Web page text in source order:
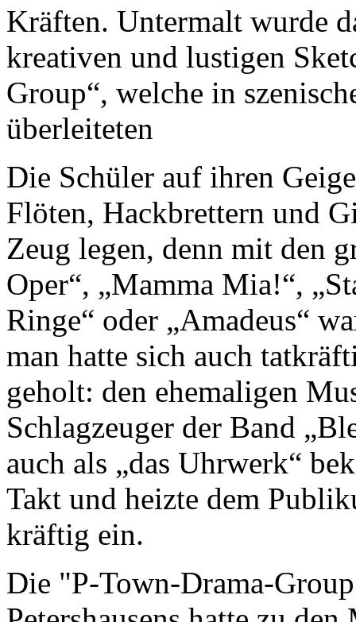
Kräften. Untermalt wurde
kreativen und lustigen
Group“, welche in
überleiteten
Die Schüler auf ihren
Flöten, Hackbrettern und
Zeug legen, denn mit den
Oper“, „Mamma Mia!“,
Ringe“ oder „Amadeus“
man hatte sich auch
geholt: den ehemaligen
Schlagzeuger der Band
auch als „das Uhrwerk“
Takt und heizte dem
kräftig ein.
Die "P-Town-Drama-